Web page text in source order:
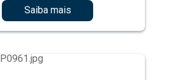
Saiba mais